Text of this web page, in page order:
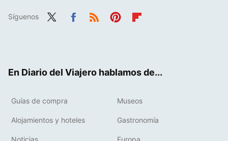
Síguenos
En Diario del Viajero hablamos de...
Guías de compra Museos
Alojamientos y hoteles Gastronomía
Noticias Europa